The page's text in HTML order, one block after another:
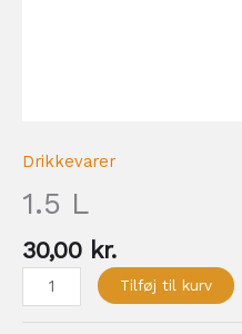
Drikkevarer
1.5 L
30,00 kr.
Tilføj til kurv